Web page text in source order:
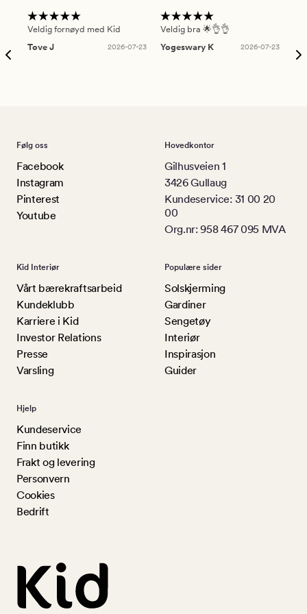
Veldig fornøyd med Kid
Tove J
2026-07-23
Veldig bra 🌟👌👌
Yogeswary K
2026-07-23
Følg oss
Facebook
Instagram
Pinterest
Youtube
Hovedkontor
Gilhusveien 1
3426 Gullaug
Kundeservice: 31 00 20
00
Org.nr: 958 467 095 MVA
Kid Interiør
Vårt bærekraftsarbeid
Kundeklubb
Karriere i Kid
Investor Relations
Presse
Varsling
Populære sider
Solskjerming
Gardiner
Sengetøy
Interiør
Inspirasjon
Guider
Hjelp
Kundeservice
Finn butikk
Frakt og levering
Personvern
Cookies
Bedrift